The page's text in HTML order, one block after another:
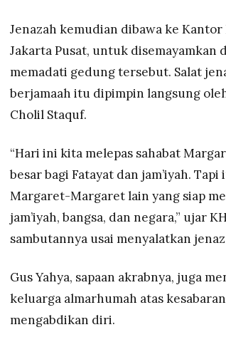
Jenazah kemudian dibawa ke Kantor
Jakarta Pusat, untuk disemayamkan
memadati gedung tersebut. Salat
berjamaah itu dipimpin langsung
Cholil Staquf.
“Hari ini kita melepas sahabat
besar bagi Fatayat dan jam’iyah.
Margaret-Margaret lain yang siap
jam’iyah, bangsa, dan negara,” ujar
sambutannya usai menyalatkan
Gus Yahya, sapaan akrabnya, juga
keluarga almarhumah atas
mengabdikan diri.